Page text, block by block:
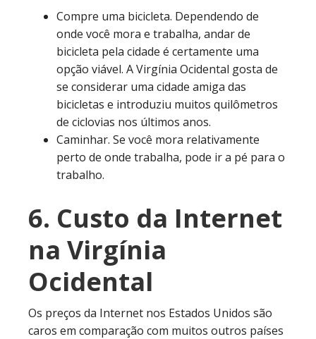
Compre uma bicicleta. Dependendo de
onde você mora e trabalha, andar de
bicicleta pela cidade é certamente uma
opção viável. A Virgínia Ocidental gosta de
se considerar uma cidade amiga das
bicicletas e introduziu muitos quilômetros
de ciclovias nos últimos anos.
Caminhar. Se você mora relativamente
perto de onde trabalha, pode ir a pé para o
trabalho.
6. Custo da Internet
na Virgínia
Ocidental
Os preços da Internet nos Estados Unidos são
caros em comparação com muitos outros países